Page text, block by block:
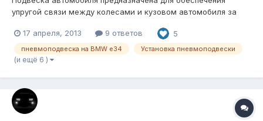
упругой связи между колесами и кузовом автомобиля за
Подвеска входит в состав ходовой части автомобиля.
Подвеска автомобиля имеет следующее общее устройство
-направляющий элемент; -упр...
17 апреля, 2013 9 ответов 5
пневмоподвеска на BMW e34 Установка пневмоподвески
(и ещё 6 )